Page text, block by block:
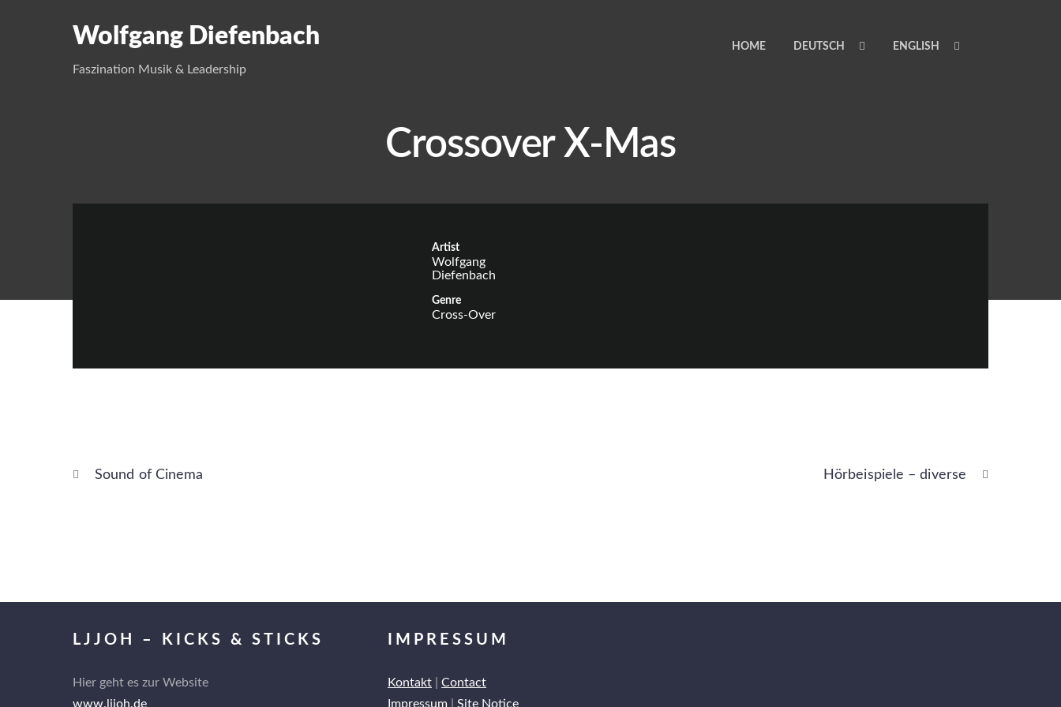
Wolfgang Diefenbach
Faszination Musik & Leadership
HOME DEUTSCH ENGLISH
Crossover X-Mas
Artist
Wolfgang
Diefenbach
Genre
Cross-Over
Sound of Cinema Hörbeispiele – diverse
LJJOH – KICKS & STICKS
Hier geht es zur Website
www.ljjoh.de
IMPRESSUM
Kontakt |Contact
Impressum |Site Notice